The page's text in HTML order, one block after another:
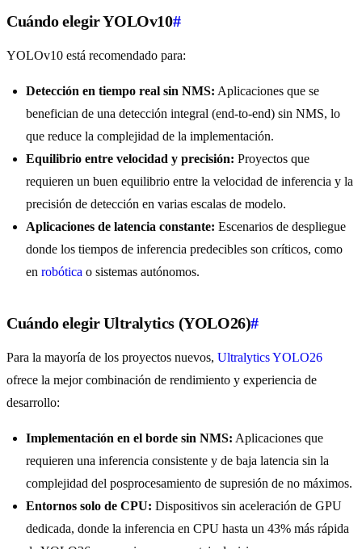
Cuándo elegir YOLOv10#
YOLOv10 está recomendado para:
Detección en tiempo real sin NMS: Aplicaciones que se
benefician de una detección integral (end-to-end) sin NMS, lo
que reduce la complejidad de la implementación.
Equilibrio entre velocidad y precisión: Proyectos que
requieren un buen equilibrio entre la velocidad de inferencia y la
precisión de detección en varias escalas de modelo.
Aplicaciones de latencia constante: Escenarios de despliegue
donde los tiempos de inferencia predecibles son críticos, como
en robótica o sistemas autónomos.
Cuándo elegir Ultralytics (YOLO26)#
Para la mayoría de los proyectos nuevos, Ultralytics YOLO26
ofrece la mejor combinación de rendimiento y experiencia de
desarrollo:
Implementación en el borde sin NMS: Aplicaciones que
requieren una inferencia consistente y de baja latencia sin la
complejidad del posprocesamiento de supresión de no máximos.
Entornos solo de CPU: Dispositivos sin aceleración de GPU
dedicada, donde la inferencia en CPU hasta un 43% más rápida